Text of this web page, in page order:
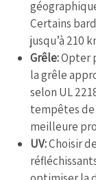
Certains
jusqu’à 210
Grêle:Opter
la grêle
selon UL
tempêtes de
meilleure
UV:Choisir